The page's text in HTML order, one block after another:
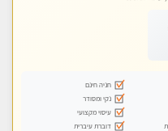
חניה חינם
נקי ומסודר
עיסוי מקצועי
דוברת עיברית